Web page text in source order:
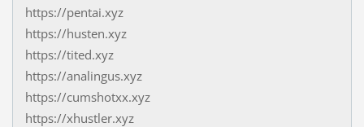
https://pentai.xyz
https://husten.xyz
https://tited.xyz
https://analingus.xyz
https://cumshotxx.xyz
https://xhustler.xyz